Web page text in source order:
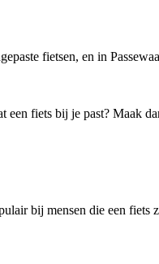
fietsen, en in
fiets bij je past? Maak
bij mensen die een fiets